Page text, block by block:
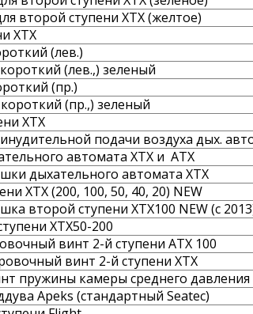
второй ступени XTX (желтое)
XTX
(лев.)
(лев.,) зеленый
(пр.)
(пр.,) зеленый
XTX
подачи воздуха дых.
автомата XTX и ATX
дыхательного автомата XTX
XTX (200, 100, 50, 40, 20) NEW
второй ступени XTX100 NEW (с
XTX50-200
винт 2-й ступени ATX 100
винт 2-й ступени XTX
пружины камеры среднего давления
Apeks (стандартный Seatec)